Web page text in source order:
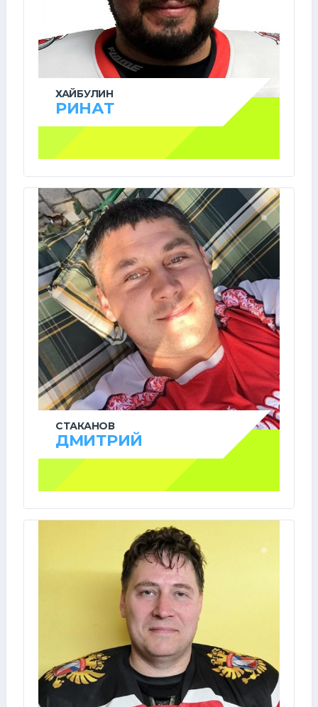
ХАЙБУЛИН
РИНАТ
СТАКАНОВ
ДМИТРИЙ